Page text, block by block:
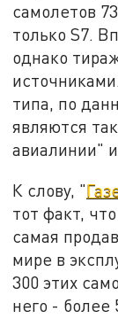
самолетов
только S7.
однако
типа, по
являются
авиалинии"
К слову, "
тот факт,
самая
мире в
300 этих
него - более